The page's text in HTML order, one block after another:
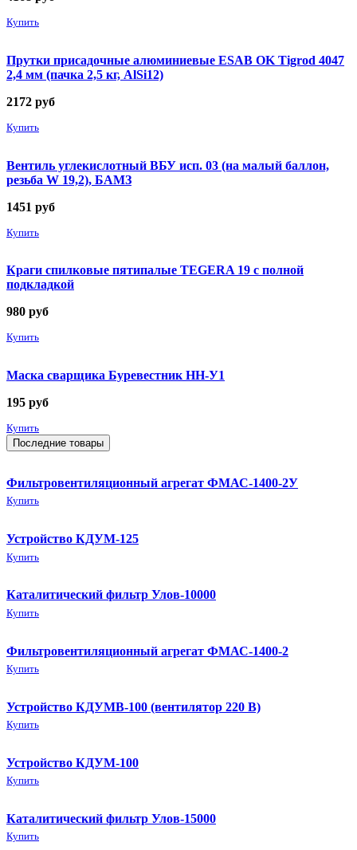
Купить
Прутки присадочные алюминиевые ESAB OK Tigrod 4047
2,4 мм (пачка 2,5 кг, AlSi12)
2172 руб
Купить
Вентиль углекислотный ВБУ исп. 03 (на малый баллон,
резьба W 19,2), БАМЗ
1451 руб
Купить
Краги спилковые пятипалые TEGERA 19 с полной
подкладкой
980 руб
Купить
Маска сварщика Буревестник НН-У1
195 руб
Купить
Последние товары
Фильтровентиляционный агрегат ФМАС-1400-2У
Купить
Устройство КДУМ-125
Купить
Каталитический фильтр Улов-10000
Купить
Фильтровентиляционный агрегат ФМАС-1400-2
Купить
Устройство КДУМВ-100 (вентилятор 220 В)
Купить
Устройство КДУМ-100
Купить
Каталитический фильтр Улов-15000
Купить